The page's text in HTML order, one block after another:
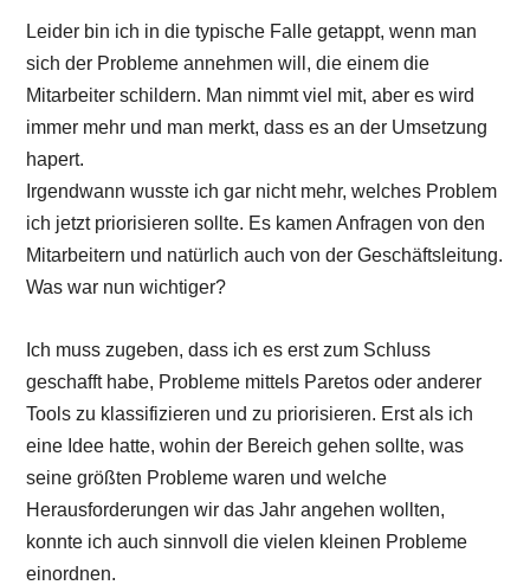
Leider bin ich in die typische Falle getappt, wenn man
sich der Probleme annehmen will, die einem die
Mitarbeiter schildern. Man nimmt viel mit, aber es wird
immer mehr und man merkt, dass es an der Umsetzung
hapert.
Irgendwann wusste ich gar nicht mehr, welches Problem
ich jetzt priorisieren sollte. Es kamen Anfragen von den
Mitarbeitern und natürlich auch von der Geschäftsleitung.
Was war nun wichtiger?
Ich muss zugeben, dass ich es erst zum Schluss
geschafft habe, Probleme mittels Paretos oder anderer
Tools zu klassifizieren und zu priorisieren. Erst als ich
eine Idee hatte, wohin der Bereich gehen sollte, was
seine größten Probleme waren und welche
Herausforderungen wir das Jahr angehen wollten,
konnte ich auch sinnvoll die vielen kleinen Probleme
einordnen.